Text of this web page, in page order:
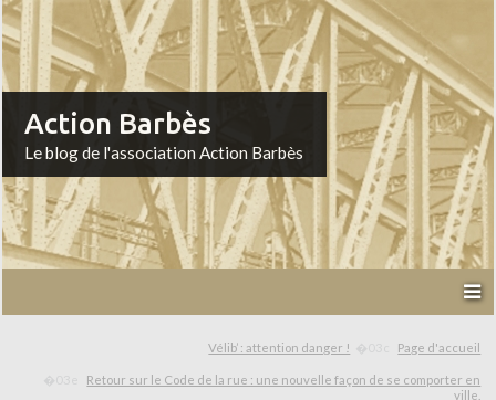
Action Barbès
Le blog de l'association Action Barbès
Vélib’ : attention danger ! Page d'accueil
Retour sur le Code de la rue : une nouvelle façon de se comporter en
ville.